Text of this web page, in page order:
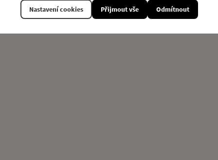
Odmítnout
Nastavení cookies Přijmout vše